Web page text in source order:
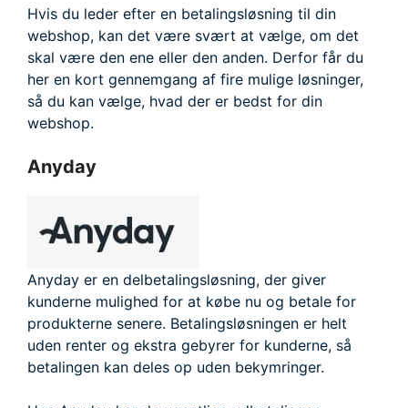
Hvis du leder efter en betalingsløsning til din
webshop, kan det være svært at vælge, om det
skal være den ene eller den anden. Derfor får du
her en kort gennemgang af fire mulige løsninger,
så du kan vælge, hvad der er bedst for din
webshop.
Anyday
Anyday er en delbetalingsløsning, der giver
kunderne mulighed for at købe nu og betale for
produkterne senere. Betalingsløsningen er helt
uden renter og ekstra gebyrer for kunderne, så
betalingen kan deles op uden bekymringer.